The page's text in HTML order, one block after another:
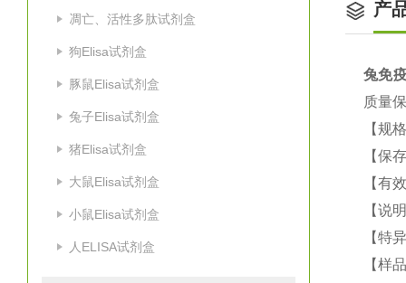
凋亡、活性多肽试剂盒
狗Elisa试剂盒
豚鼠Elisa试剂盒
兔子Elisa试剂盒
猪Elisa试剂盒
大鼠Elisa试剂盒
小鼠Elisa试剂盒
人ELISA试剂盒
产
兔免
质量
【规
【保
【有
【说
【特
【样